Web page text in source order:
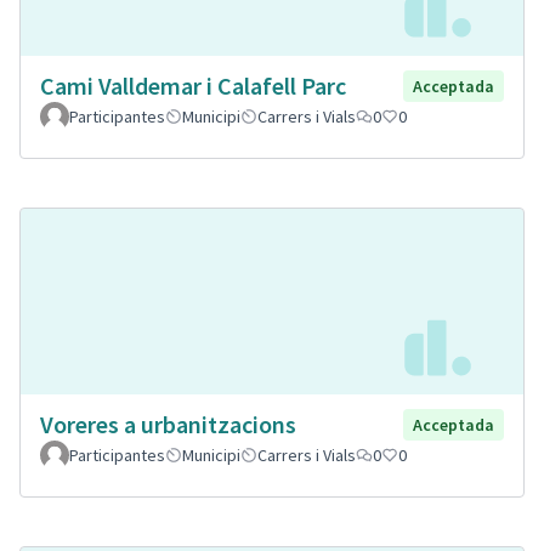
Cami Valldemar i Calafell Parc
Acceptada
Participantes
Municipi Carrers i Vials 0 0
Voreres a urbanitzacions
Acceptada
Participantes
Municipi Carrers i Vials 0 0